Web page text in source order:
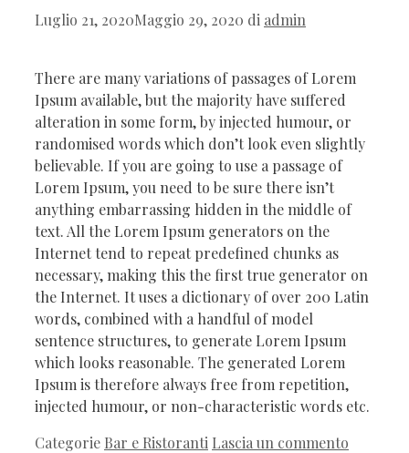
Luglio 21, 2020Maggio 29, 2020 di admin
There are many variations of passages of Lorem
Ipsum available, but the majority have suffered
alteration in some form, by injected humour, or
randomised words which don’t look even slightly
believable. If you are going to use a passage of
Lorem Ipsum, you need to be sure there isn’t
anything embarrassing hidden in the middle of
text. All the Lorem Ipsum generators on the
Internet tend to repeat predefined chunks as
necessary, making this the first true generator on
the Internet. It uses a dictionary of over 200 Latin
words, combined with a handful of model
sentence structures, to generate Lorem Ipsum
which looks reasonable. The generated Lorem
Ipsum is therefore always free from repetition,
injected humour, or non-characteristic words etc.
Categorie Bar e Ristoranti Lascia un commento